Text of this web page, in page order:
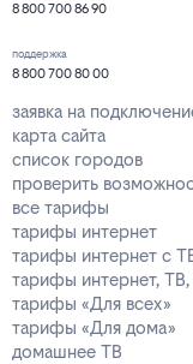
8 800 700 86 90
поддержка
8 800 700 80 00
заявка на
карта сайта
список городов
проверить
все тарифы
тарифы интернет
тарифы интернет с
тарифы интернет, ТВ,
тарифы «Для всех»
тарифы «Для дома»
домашнее ТВ